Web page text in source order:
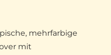
mehrfarbige
mit